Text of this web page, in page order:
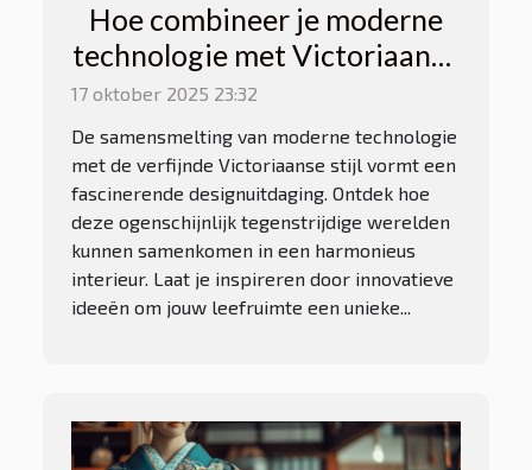
Hoe combineer je moderne
technologie met Victoriaanse
stijl?
17 oktober 2025 23:32
De samensmelting van moderne technologie
met de verfijnde Victoriaanse stijl vormt een
fascinerende designuitdaging. Ontdek hoe
deze ogenschijnlijk tegenstrijdige werelden
kunnen samenkomen in een harmonieus
interieur. Laat je inspireren door innovatieve
ideeën om jouw leefruimte een unieke...